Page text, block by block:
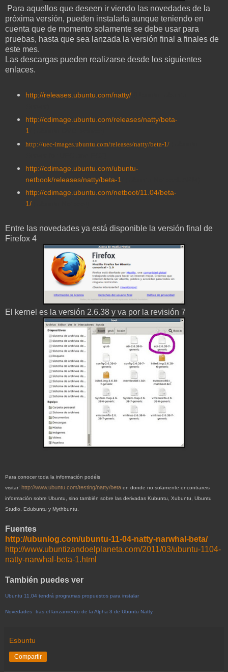
Para aquellos que deseen ir viendo las novedades de la
próxima versión, pueden instalarla aunque teniendo en
cuenta que de momento solamente se debe usar para
pruebas, hasta que sea lanzada la versión final a finales de
este mes.
Las descargas pueden realizarse desde los siguientes
enlaces.
http://releases.ubuntu.com/natty/(Ubuntu, Ubuntu
http://cdimage.ubuntu.com/releases/natty/beta-
1
http://uec-images.ubuntu.com/releases/natty/beta-1/(Ubuntu
http://cdimage.ubuntu.com/ubuntu-
netbook/releases/natty/beta-1
http://cdimage.ubuntu.com/netboot/11.04/beta-
1/(Ubuntu Netboot)
Entre las novedades ya está disponible la versión final de
Firefox 4
El kernel es la versión 2.6.38 y va por la revisión 7
Para conocer toda la información podéis
visitar: http://www.ubuntu.com/testing/natty/beta en donde no solamente encontrareis
información sobre Ubuntu, sino también sobre las derivadas Kubuntu, Xubuntu, Ubuntu
Studio, Edubuntu y Mythbuntu.
Fuentes
http://ubunlog.com/ubuntu-11-04-natty-narwhal-beta/
http://www.ubuntizandoelplaneta.com/2011/03/ubuntu-1104-
natty-narwhal-beta-1.html
También puedes ver
Ubuntu 11.04 tendrá programas propuestos para instalar
Novedades tras el lanzamiento de la Alpha 3 de Ubuntu Natty
Esbuntu
Compartir